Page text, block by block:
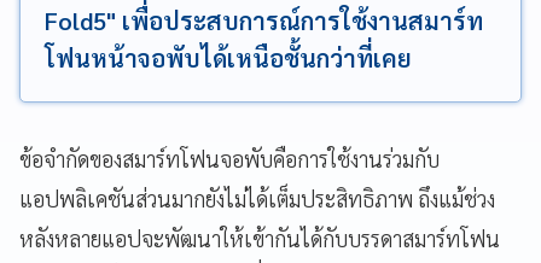
Fold5" เพื่อประสบการณ์การใช้งานสมาร์ท
โฟนหน้าจอพับได้เหนือชั้นกว่าที่เคย
ข้อจำกัดของสมาร์ทโฟนจอพับคือการใช้งานร่วมกับ
แอปพลิเคชันส่วนมากยังไม่ได้เต็มประสิทธิภาพ ถึงแม้ช่วง
หลังหลายแอปจะพัฒนาให้เข้ากันได้กับบรรดาสมาร์ทโฟน